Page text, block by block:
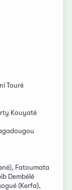
Touré
Kouyaté
Fatoumata
Dembélé
(Kerfa),